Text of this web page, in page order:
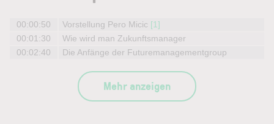
00:00:50 Vorstellung Pero Micic [1]
00:01:30
Wie wird man Zukunftsmanager
00:02:40
Die Anfänge der Futuremanagementgroup
Mehr anzeigen